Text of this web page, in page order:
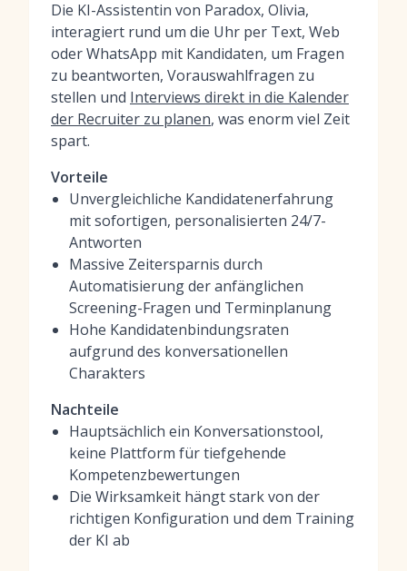
Die KI-Assistentin von Paradox, Olivia,
interagiert rund um die Uhr per Text, Web
oder WhatsApp mit Kandidaten, um Fragen
zu beantworten, Vorauswahlfragen zu
stellen und Interviews direkt in die Kalender
der Recruiter zu planen, was enorm viel Zeit
spart.
Vorteile
Unvergleichliche Kandidatenerfahrung
mit sofortigen, personalisierten 24/7-
Antworten
Massive Zeitersparnis durch
Automatisierung der anfänglichen
Screening-Fragen und Terminplanung
Hohe Kandidatenbindungsraten
aufgrund des konversationellen
Charakters
Nachteile
Hauptsächlich ein Konversationstool,
keine Plattform für tiefgehende
Kompetenzbewertungen
Die Wirksamkeit hängt stark von der
richtigen Konfiguration und dem Training
der KI ab